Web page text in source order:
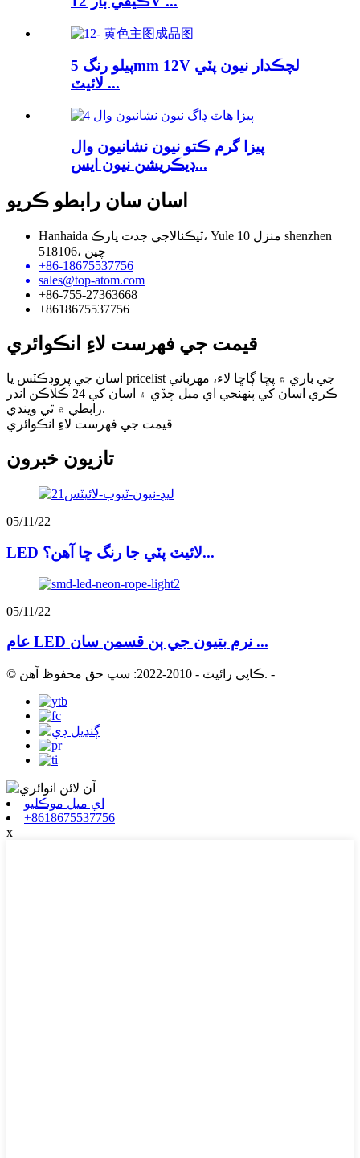
پيلو رنگ 5mm 12V لچڪدار نيون پٽي
لائيٽ ...
پيزا گرم ڪتو نيون نشانيون وال
ڊيڪريشن نيون ايس...
اسان سان رابطو ڪريو
Hanhaida ٽيڪنالاجي جدت پارڪ، Yule 10 منزل shenzhen
518106، چين
+86-18675537756
sales@top-atom.com
+86-755-27363668
+8618675537756
قيمت جي فهرست لاءِ انڪوائري
اسان جي پروڊڪٽس يا pricelist جي باري ۾ پڇا ڳاڇا لاء، مهرباني
ڪري اسان کي پنهنجي اي ميل ڇڏي ۽ اسان کي 24 ڪلاڪن اندر
رابطي ۾ ٿي ويندي.
قيمت جي فهرست لاءِ انڪوائري
تازيون خبرون
05/11/22
LED لائيٽ پٽي جا رنگ ڇا آهن؟...
05/11/22
عام LED نرم بتيون جي ٻن قسمن سان ...
© ڪاپي رائيٽ - 2010-2022: سڀ حق محفوظ آهن. -
اي ميل موڪليو
+8618675537756
x